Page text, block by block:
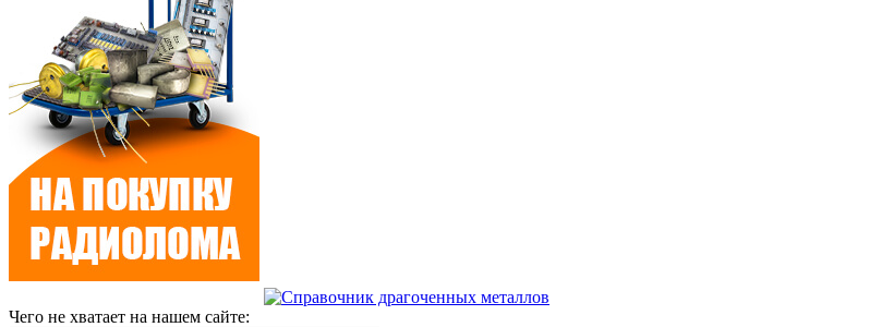
Чего не хватает на нашем сайте: